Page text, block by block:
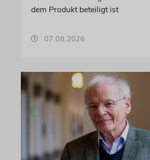
dem Produkt beteiligt ist
07.08.2026